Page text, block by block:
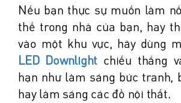
Nếu bạn thực sự muốn làm
thể trong nhà của bạn, hay
vào một khu vực, hãy dùng
LED Downlight chiếu thẳng
hạn như làm sáng bức tranh,
hay làm sáng các đồ nội